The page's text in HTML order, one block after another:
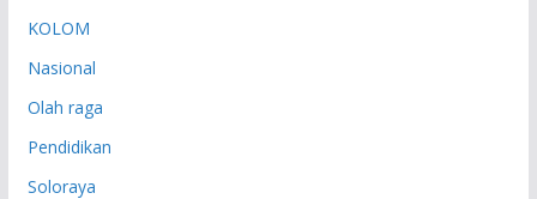
KOLOM
Nasional
Olah raga
Pendidikan
Soloraya